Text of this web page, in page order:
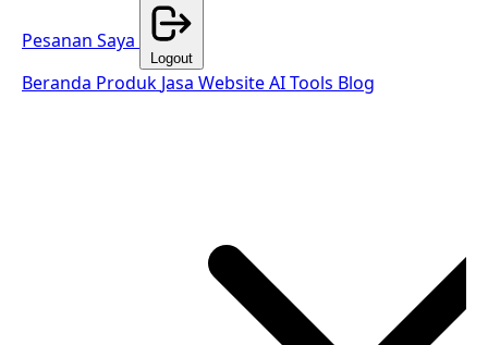
Pesanan Saya
Logout
Beranda Produk Jasa WebsiteAI Tools Blog